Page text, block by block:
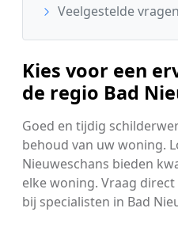
Veelgestelde vragen
Kies voor een
de regio Bad
Goed en tijdig
behoud van uw woning.
Nieuweschans bieden
elke woning. Vraag
bij specialisten in Bad